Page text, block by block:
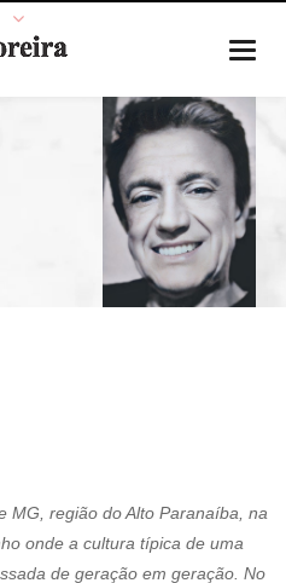
MG, região do Alto Paranaíba, na
onde a cultura típica de uma
de geração em geração. No